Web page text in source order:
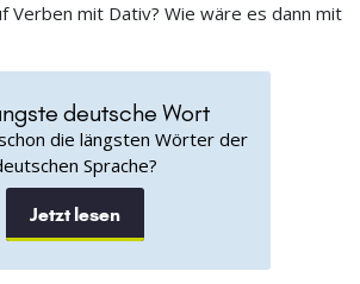
Verben mit Dativ? Wie wäre es dann mit
deutsche Wort
die längsten Wörter der
Sprache?
Jetzt lesen